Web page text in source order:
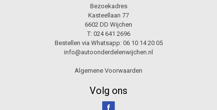
Bezoekadres
Kasteellaan 77
6602 DD Wijchen
T: 024 641 2696
Bestellen via Whatsapp: 06 10 14 20 05
info@autoonderdelenwijchen.nl
Algemene Voorwaarden
Volg ons